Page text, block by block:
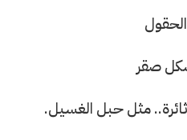
صقر
مثل حبل الغسيل.